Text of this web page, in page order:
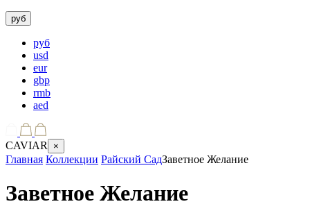
руб
руб
usd
eur
gbp
rmb
aed
CAVIAR ×
Главная Коллекции Райский СадЗаветное Желание
Заветное Желание